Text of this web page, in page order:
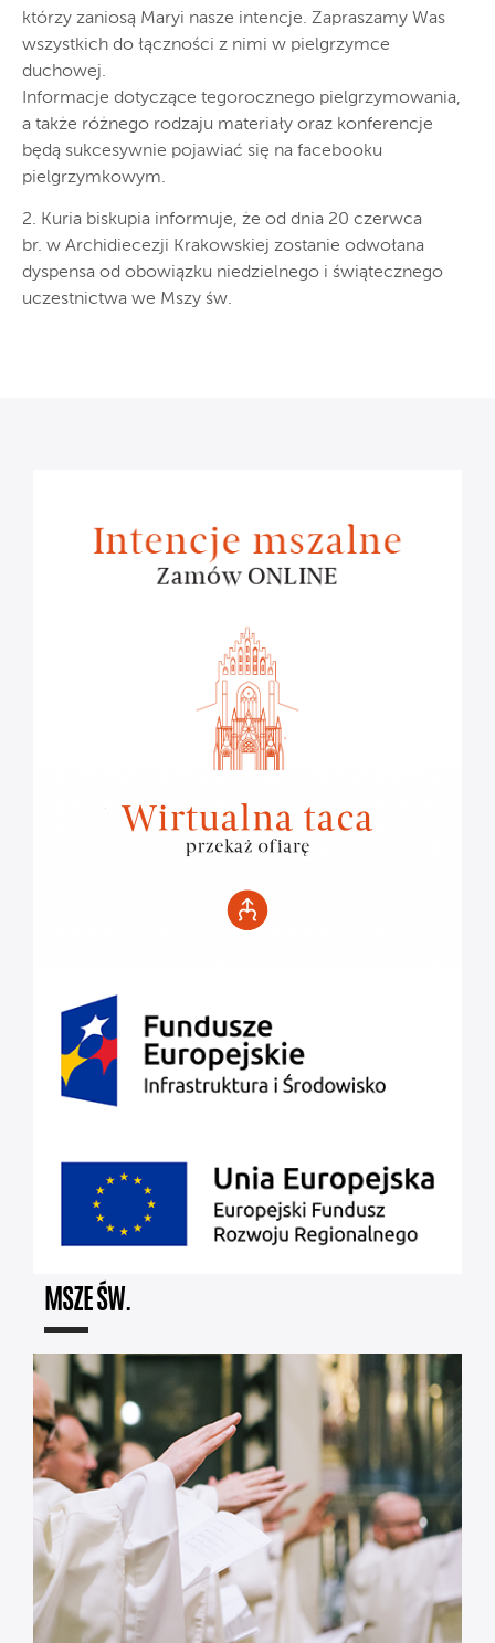
którzy zaniosą Maryi nasze intencje. Zapraszamy Was
wszystkich do łączności z nimi w pielgrzymce
duchowej.
Informacje dotyczące tegorocznego pielgrzymowania,
a także różnego rodzaju materiały oraz konferencje
będą sukcesywnie pojawiać się na facebooku
pielgrzymkowym.
2. Kuria biskupia informuje, że od dnia 20 czerwca
br. w Archidiecezji Krakowskiej zostanie odwołana
dyspensa od obowiązku niedzielnego i świątecznego
uczestnictwa we Mszy św.
MSZE ŚW.